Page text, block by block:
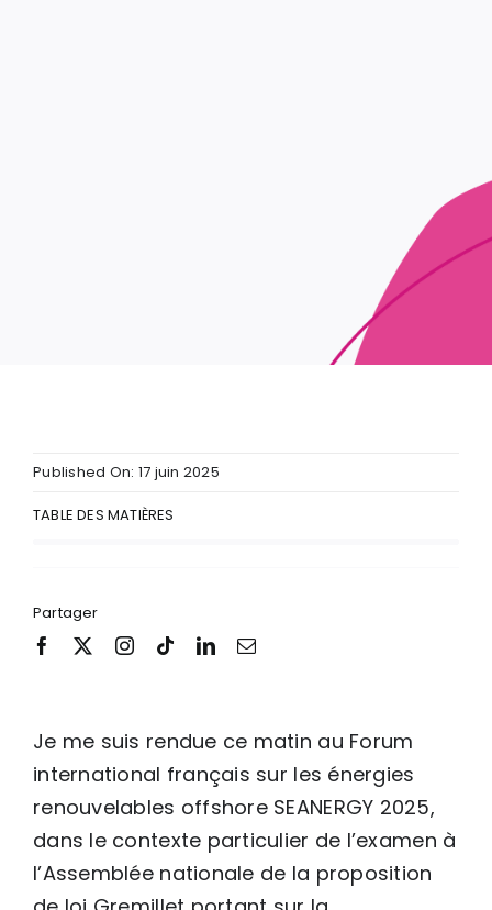
Published On: 17 juin 2025
TABLE DES MATIÈRES
Partager
Je me suis rendue ce matin au Forum
international français sur les énergies
renouvelables offshore SEANERGY 2025,
dans le contexte particulier de l’examen à
l’Assemblée nationale de la proposition